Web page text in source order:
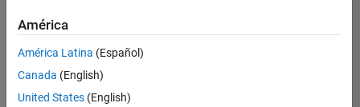
Finance and Operations
Actualmente
no
América
América Latina (Español)
Canada (English)
United States (English)